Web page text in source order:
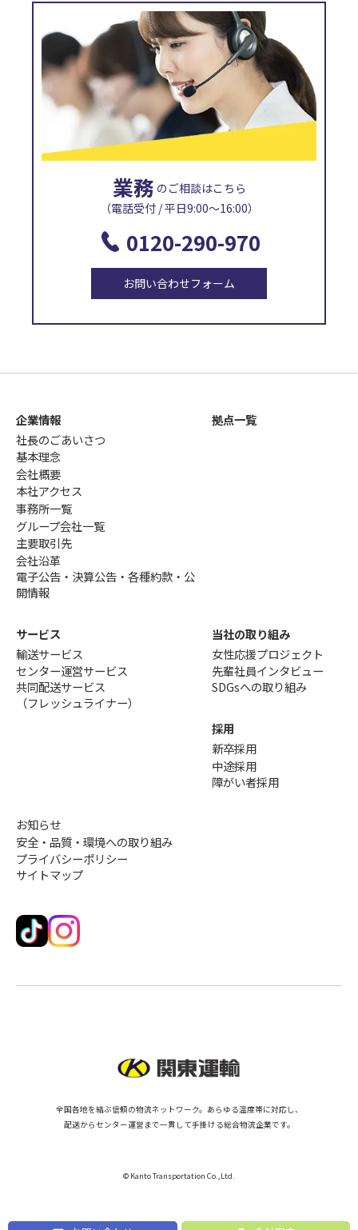
業務 のご相談はこちら
（電話受付 / 平日9:00〜16:00）
0120-290-970
お問い合わせフォーム
企業情報
社長のごあいさつ
基本理念
会社概要
本社アクセス
事務所一覧
グループ会社一覧
主要取引先
会社沿革
電子公告・決算公告・各種約款・公
開情報
拠点一覧
サービス
輸送サービス
センター運営サービス
共同配送サービス
（フレッシュライナー）
当社の取り組み
女性応援プロジェクト
先輩社員インタビュー
SDGsへの取り組み
採用
新卒採用
中途採用
障がい者採用
お知らせ
安全・品質・環境への取り組み
プライバシーポリシー
サイトマップ
全国各地を結ぶ信頼の物流ネットワーク。あらゆる温度帯に対応し、
配送からセンター運営まで一貫して手掛ける総合物流企業です。
© Kanto Transportation Co.,Ltd.